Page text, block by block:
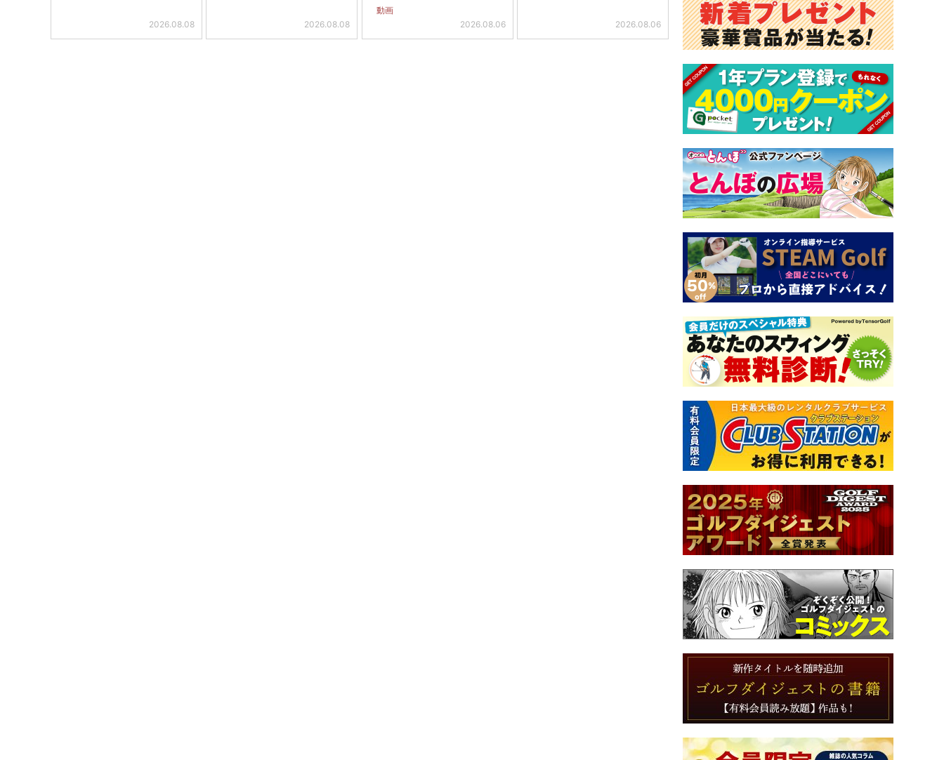
2026.08.08 2026.08.08
動画
2026.08.06
2026.08.06